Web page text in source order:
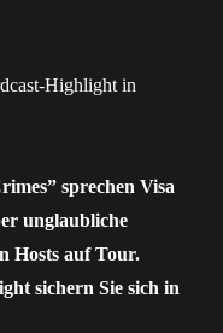
sprechen Visa
unglaubliche
Hosts auf Tour.
sichern Sie sich in